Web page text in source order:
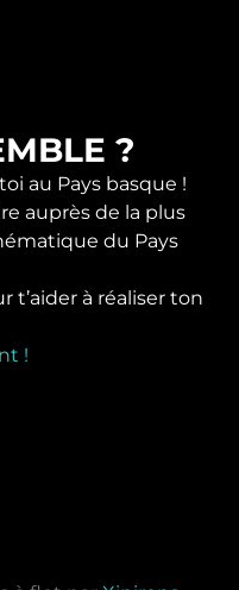
?
au Pays basque !
auprès de la plus
du Pays
t’aider à réaliser ton
!